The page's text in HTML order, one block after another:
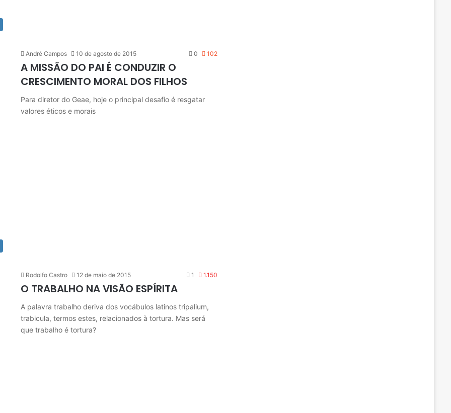
André Campos 10 de agosto de 2015 0 102
A MISSÃO DO PAI É CONDUZIR O
CRESCIMENTO MORAL DOS FILHOS
Para diretor do Geae, hoje o principal desafio é resgatar
valores éticos e morais
Rodolfo Castro 12 de maio de 2015 1 1.150
O TRABALHO NA VISÃO ESPÍRITA
A palavra trabalho deriva dos vocábulos latinos tripalium,
trabicula, termos estes, relacionados à tortura. Mas será
que trabalho é tortura?